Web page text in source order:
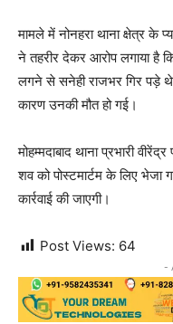
मामले में नोनहरा थाना क्षेत्र के
ने तहरीर देकर आरोप लगाया है
लगने से सनेही राजभर गिर पड़े
कारण उनकी मौत हो गई।
मोहम्मदाबाद थाना प्रभारी
शव को पोस्टमार्टम के लिए भेजा
कार्रवाई की जाएगी।
Post Views: 64
-